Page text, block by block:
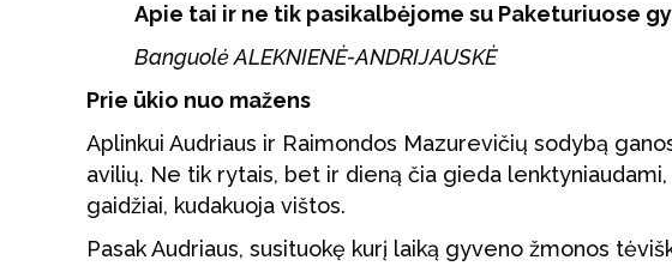
Apie tai ir ne tik pasikalbėjome su Paketuriuose
Banguolė ALEKNIENĖ-ANDRIJAUSKĖ
Prie ūkio nuo mažens
Aplinkui Audriaus ir Raimondos Mazurevičių sodybą
avilių. Ne tik rytais, bet ir dieną čia gieda
gaidžiai, kudakuoja vištos.
Pasak Audriaus, susituokę kurį laiką gyveno žmonos